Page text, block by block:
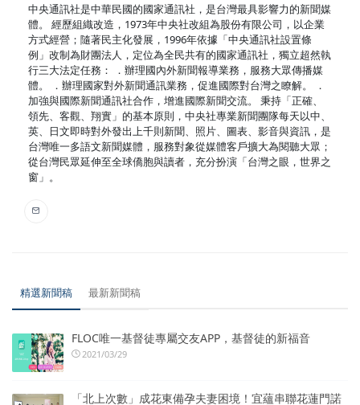
中央通訊社是中華民國的國家通訊社，是台灣最具影響力的新聞媒
體。 經歷組織改造，1973年中央社改組為股份有限公司，以企業
方式經營；隨著民主化發展，1996年依據「中央通訊社設置條
例」改制為財團法人，定位為全民共有的國家通訊社，獨立超然執
行三大法定任務： ．辦理國內外新聞報導業務，服務大眾傳播媒
體。 ．辦理國家對外新聞通訊業務，促進國際對台灣之瞭解。 ．
加強與國際新聞通訊社合作，增進國際新聞交流。 秉持「正確、
領先、客觀、翔實」的基本原則，中央社專業新聞團隊每天以中、
英、日文即時對外發出上千則新聞、照片、圖表、影音與資訊，是
台灣唯一多語文新聞媒體，服務對象從媒體客戶擴大為閱聽大眾；
從台灣民眾延伸至全球僑胞與讀者，充分扮演「台灣之眼，世界之
窗」。
精選新聞稿 最新新聞稿
FLOC唯一基督徒專屬交友APP，基督徒的新福音
2021/03/29
「北上次數」成花東備孕夫妻困境！宜蘊串聯花蓮門諾